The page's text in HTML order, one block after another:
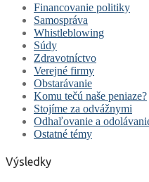
Financovanie politiky
Samospráva
Whistleblowing
Súdy
Zdravotníctvo
Verejné firmy
Obstarávanie
Komu tečú naše peniaze?
Stojíme za odvážnymi
Odhaľovanie a
Ostatné témy
Výsledky